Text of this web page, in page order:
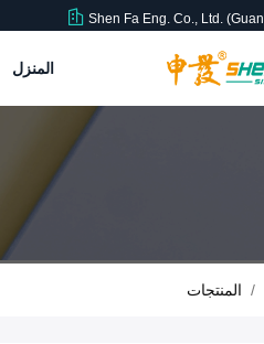
Shen Fa Eng. Co., Ltd.
المنزل
/ المنتجات